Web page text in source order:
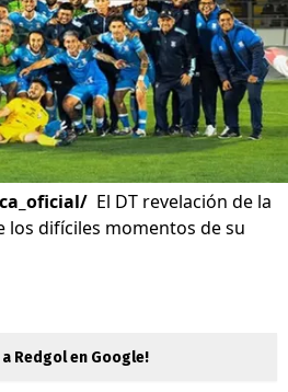
El DT revelación de la
los difíciles momentos de su
Redgol en Google!